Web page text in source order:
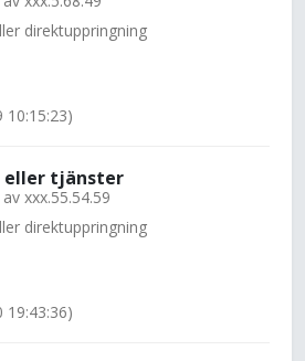
direktuppringning
10:15:23)
eller tjänster
xxx.55.54.59
direktuppringning
19:43:36)